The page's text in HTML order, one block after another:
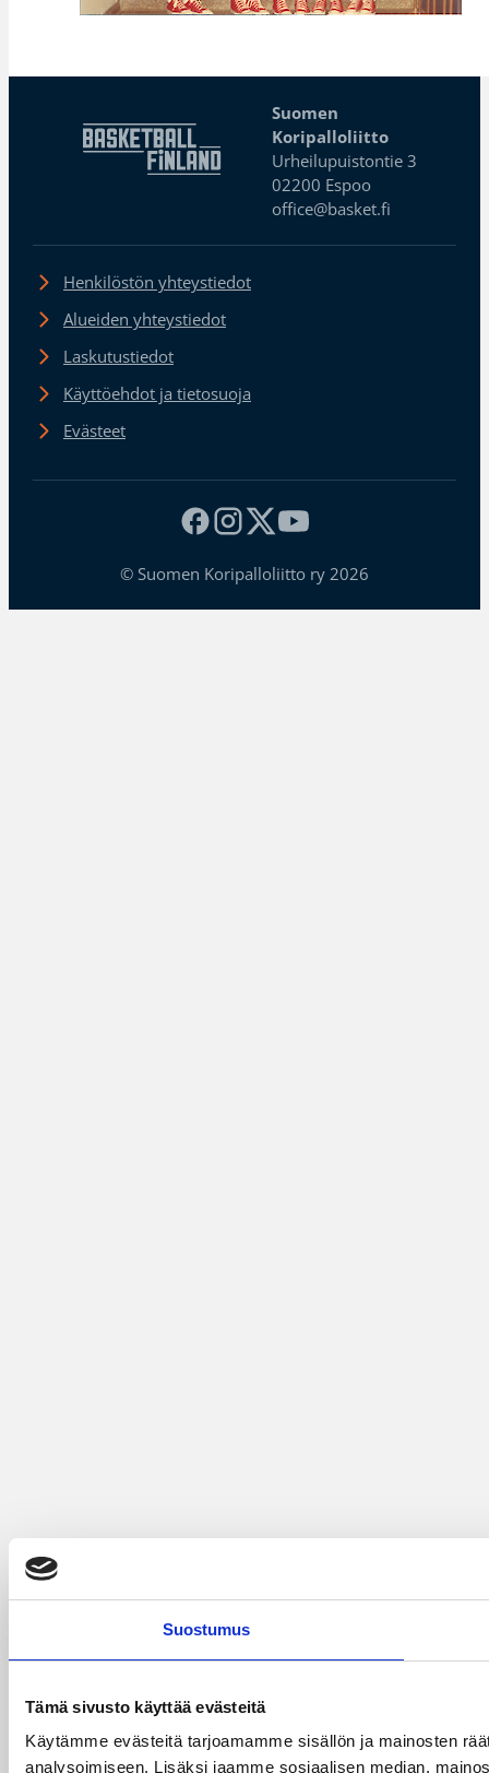
Suostumus
Tämä sivusto käyttää evästeitä
Käytämme evästeitä tarjoamamme sisällön ja mainosten
analysoimiseen. Lisäksi jaamme sosiaalisen median,
Suomen
Koripalloliitto
Urheilupuistontie 3
02200 Espoo
office@basket.fi
Henkilöstön yhteystiedot
Alueiden yhteystiedot
Laskutustiedot
Käyttöehdot ja tietosuoja
Evästeet
© Suomen Koripalloliitto ry 2026